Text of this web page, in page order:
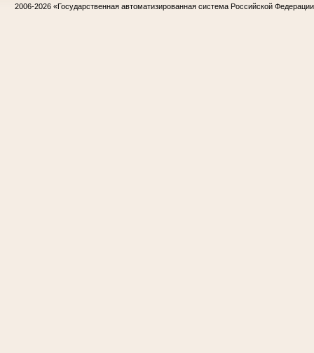
2006-2026 «Государственная автоматизированная система Российской